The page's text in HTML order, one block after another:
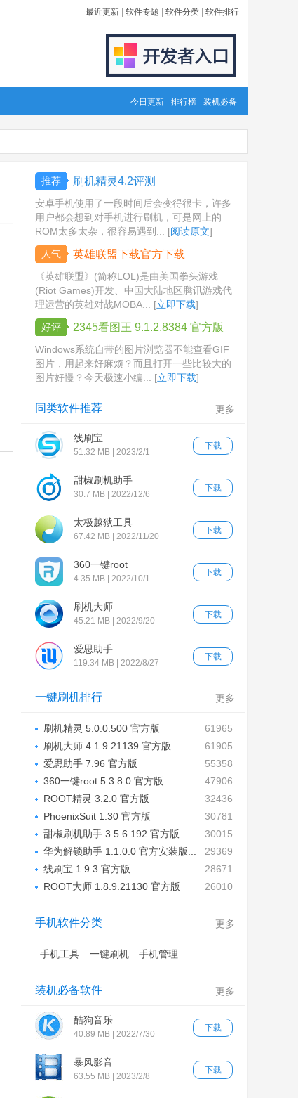
最近更新 软件专题 软件分类 软件排行
今日更新 排行榜 装机必备
推荐 刷机精灵4.2评测
安卓手机使用了一段时间后会变得很卡，许多
用户都会想到对手机进行刷机，可是网上的
ROM太多太杂，很容易遇到... [阅读原文]
人气
英雄联盟下载官方下载
《英雄联盟》(简称LOL)是由美国拳头游戏
(Riot Games)开发、中国大陆地区腾讯游戏代
理运营的英雄对战MOBA... [立即下载]
好评
2345看图王 9.1.2.8384 官方版
Windows系统自带的图片浏览器不能查看GIF
图片，用起来好麻烦？而且打开一些比较大的
图片好慢？今天极速小编... [立即下载]
更多
同类软件推荐
下载
线刷宝
51.32 MB | 2023/2/1
下载
甜椒刷机助手
30.7 MB | 2022/12/6
下载
太极越狱工具
67.42 MB | 2022/11/20
下载
360一键root
4.35 MB | 2022/10/1
下载
刷机大师
45.21 MB | 2022/9/20
下载
爱思助手
119.34 MB | 2022/8/27
更多
一键刷机排行
61965
刷机精灵 5.0.0.500 官方版
61905
刷机大师 4.1.9.21139 官方版
55358
爱思助手 7.96 官方版
47906
360一键root 5.3.8.0 官方版
32436
ROOT精灵 3.2.0 官方版
30781
PhoenixSuit 1.30 官方版
30015
甜椒刷机助手 3.5.6.192 官方版
29369
华为解锁助手 1.1.0.0 官方安装版...
28671
线刷宝 1.9.3 官方版
26010
ROOT大师 1.8.9.21130 官方版
更多
手机软件分类
手机工具 一键刷机 手机管理
更多
装机必备软件
下载
酷狗音乐
40.89 MB | 2022/7/30
下载
暴风影音
63.55 MB | 2023/2/8